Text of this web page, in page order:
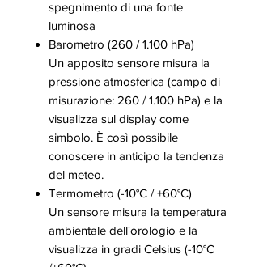
spegnimento di una fonte
luminosa
Barometro (260 / 1.100 hPa)
Un apposito sensore misura la
pressione atmosferica (campo di
misurazione: 260 / 1.100 hPa) e la
visualizza sul display come
simbolo. È così possibile
conoscere in anticipo la tendenza
del meteo.
Termometro (-10°C / +60°C)
Un sensore misura la temperatura
ambientale dell'orologio e la
visualizza in gradi Celsius (-10°C